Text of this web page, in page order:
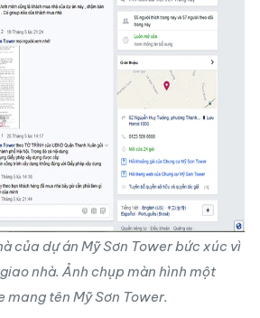
của dự án Mỹ Sơn Tower bức xúc vì
nhà. Ảnh chụp màn hình một
mang tên Mỹ Sơn Tower.